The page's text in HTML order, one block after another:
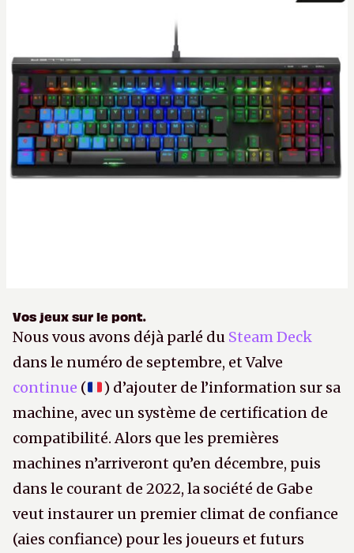
Vos jeux sur le pont.
Nous vous avons déjà parlé du Steam Deck
dans le numéro de septembre, et Valve
continue (
) d’ajouter de l’information sur sa
machine, avec un système de certification de
compatibilité. Alors que les premières
machines n’arriveront qu’en décembre, puis
dans le courant de 2022, la société de Gabe
veut instaurer un premier climat de confiance
(aies confiance) pour les joueurs et futurs